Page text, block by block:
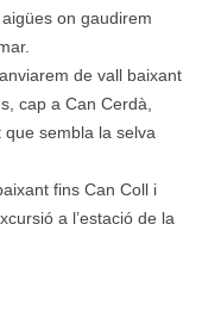
on gaudirem
de vall baixant
cap a Can Cerdà,
sembla la selva
fins Can Coll i
a l’estació de la